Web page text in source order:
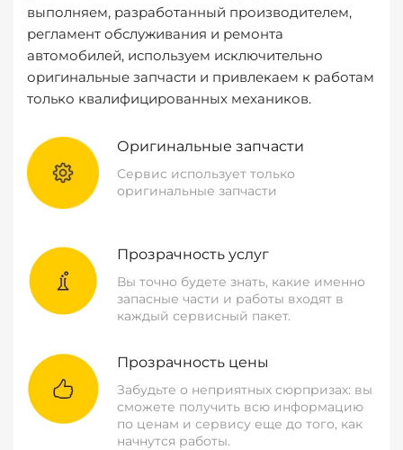
выполняем, разработанный производителем,
регламент обслуживания и ремонта
автомобилей, используем исключительно
оригинальные запчасти и привлекаем к работам
только квалифицированных механиков.
Оригинальные запчасти
Сервис использует только
оригинальные запчасти
Прозрачность услуг
Вы точно будете знать, какие именно
запасные части и работы входят в
каждый сервисный пакет.
Прозрачность цены
Забудьте о неприятных сюрпризах: вы
сможете получить всю информацию
по ценам и сервису еще до того, как
начнутся работы.